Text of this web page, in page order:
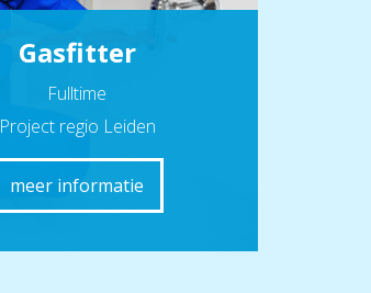
Gasfitter
Fulltime
Project regio Leiden
meer informatie